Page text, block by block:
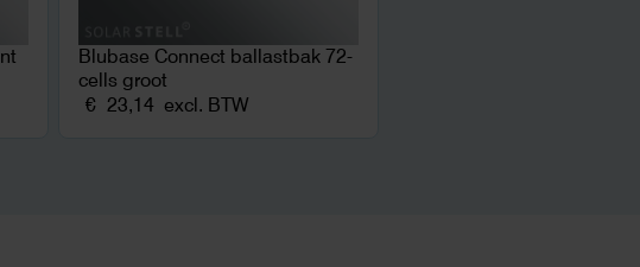
Blubase Connect ballastbak 72-
cells groot
€ 23,14 excl. BTW